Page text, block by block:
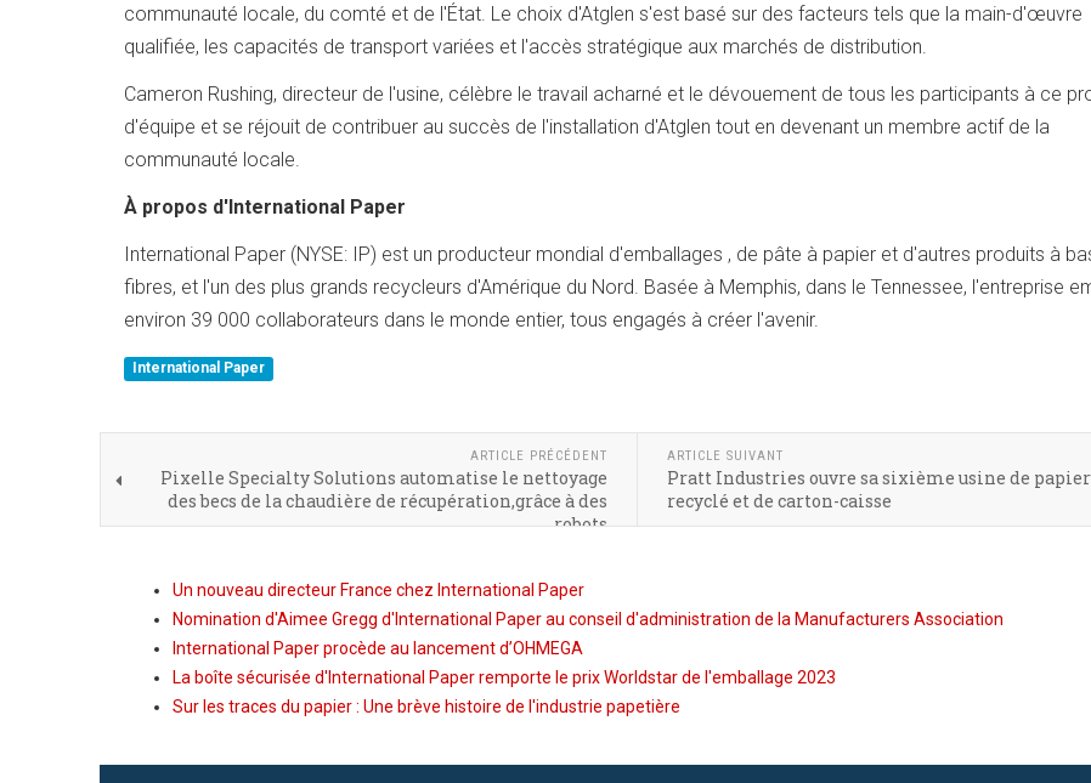
communauté locale, du comté et de l'État. Le choix d'Atglen s'est basé sur des facteurs tels que la main-d'œuvre
qualifiée, les capacités de transport variées et l'accès stratégique aux marchés de distribution.
Cameron Rushing, directeur de l'usine, célèbre le travail acharné et le dévouement de tous les participants à ce
d'équipe et se réjouit de contribuer au succès de l'installation d'Atglen tout en devenant un membre actif de la
communauté locale.
À propos d'International Paper
International Paper (NYSE: IP) est un producteur mondial d'emballages , de pâte à papier et d'autres produits à
fibres, et l'un des plus grands recycleurs d'Amérique du Nord. Basée à Memphis, dans le Tennessee, l'entreprise
environ 39 000 collaborateurs dans le monde entier, tous engagés à créer l'avenir.
International Paper
ARTICLE PRÉCÉDENT
Pixelle Specialty Solutions automatise le nettoyage
des becs de la chaudière de récupération,grâce à des
robots
ARTICLE SUIVANT
Pratt Industries ouvre sa sixième usine de papier
recyclé et de carton-caisse
Un nouveau directeur France chez International Paper
Nomination d'Aimee Gregg d'International Paper au conseil d'administration de la Manufacturers Association
International Paper procède au lancement d’OHMEGA
La boîte sécurisée d'International Paper remporte le prix Worldstar de l'emballage 2023
Sur les traces du papier : Une brève histoire de l'industrie papetière